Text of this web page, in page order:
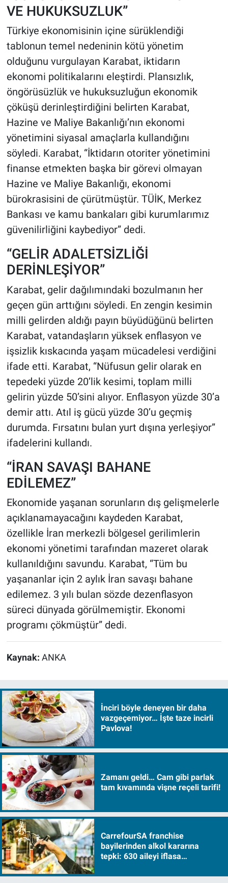
VE HUKUKSUZLUK”
Türkiye ekonomisinin içine sürüklendiği
tablonun temel nedeninin kötü yönetim
olduğunu vurgulayan Karabat, iktidarın
ekonomi politikalarını eleştirdi. Plansızlık,
öngörüsüzlük ve hukuksuzluğun ekonomik
çöküşü derinleştirdiğini belirten Karabat,
Hazine ve Maliye Bakanlığı’nın ekonomi
yönetimini siyasal amaçlarla kullandığını
söyledi. Karabat, “İktidarın otoriter yönetimini
finanse etmekten başka bir görevi olmayan
Hazine ve Maliye Bakanlığı, ekonomi
bürokrasisini de çürütmüştür. TÜİK, Merkez
Bankası ve kamu bankaları gibi kurumlarımız
güvenilirliğini kaybediyor” dedi.
“GELİR ADALETSİZLİĞİ
DERİNLEŞİYOR”
Karabat, gelir dağılımındaki bozulmanın her
geçen gün arttığını söyledi. En zengin kesimin
milli gelirden aldığı payın büyüdüğünü belirten
Karabat, vatandaşların yüksek enflasyon ve
işsizlik kıskacında yaşam mücadelesi verdiğini
ifade etti. Karabat, “Nüfusun gelir olarak en
tepedeki yüzde 20’lik kesimi, toplam milli
gelirin yüzde 50’sini alıyor. Enflasyon yüzde 30’a
demir attı. Atıl iş gücü yüzde 30’u geçmiş
durumda. Fırsatını bulan yurt dışına yerleşiyor”
ifadelerini kullandı.
“İRAN SAVAŞI BAHANE
EDİLEMEZ”
Ekonomide yaşanan sorunların dış gelişmelerle
açıklanamayacağını kaydeden Karabat,
özellikle İran merkezli bölgesel gerilimlerin
ekonomi yönetimi tarafından mazeret olarak
kullanıldığını savundu. Karabat, “Tüm bu
yaşananlar için 2 aylık İran savaşı bahane
edilemez. 3 yılı bulan sözde dezenflasyon
süreci dünyada görülmemiştir. Ekonomi
programı çökmüştür” dedi.
Kaynak: ANKA
İnciri böyle deneyen bir daha
vazgeçemiyor… İşte taze incirli
Pavlova!
Zamanı geldi… Cam gibi parlak
tam kıvamında vişne reçeli tarifi!
CarrefourSA franchise
bayilerinden alkol kararına
tepki: 630 aileyi iflasa